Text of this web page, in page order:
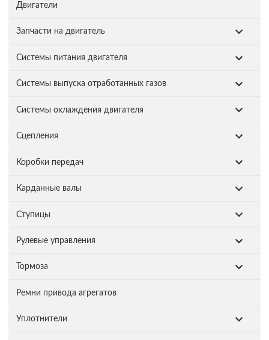
Двигатели
Запчасти на двигатель
Системы питания двигателя
Системы выпуска отработанных газов
Системы охлаждения двигателя
Сцепления
Коробки передач
Карданные валы
Ступицы
Рулевые управления
Тормоза
Ремни привода агрегатов
Уплотнители